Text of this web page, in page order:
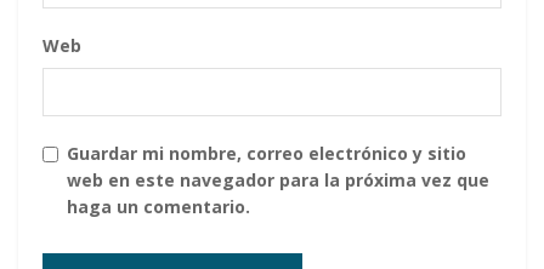
Web
Guardar mi nombre, correo electrónico y sitio
web en este navegador para la próxima vez que
haga un comentario.